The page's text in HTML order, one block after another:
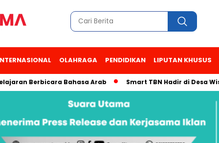
OLAHRAGA PENDIDIKAN LIPUTAN KHUSUS
Bahasa Arab Smart TBN Hadir di Desa Wisata